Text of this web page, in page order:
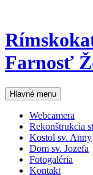
Farnosť
Hľadať
Hlavné menu Preskočiť
na
obsah
Webcamera
Rekonštrukcia
Kostol sv. Anny
Dom sv. Jozefa
Fotogaléria
Kontakt